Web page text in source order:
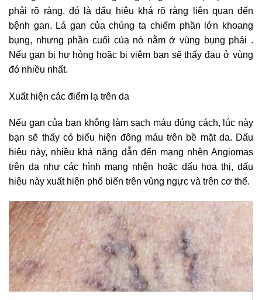
phải rõ ràng, đó là dấu hiệu khá rõ ràng liên quan đến
bệnh gan. Lá gan của chúng ta chiếm phần lớn khoang
bụng, nhưng phần cuối của nó nằm ở vùng bụng phải .
Nếu gan bị hư hỏng hoặc bị viêm bạn sẽ thấy đau ở vùng
đó nhiều nhất.
Xuất hiện các điểm lạ trên da
Nếu gan của bạn không làm sạch máu đúng cách, lúc này
bạn sẽ thấy có biểu hiện đông máu trên bề mặt da. Dấu
hiệu này, nhiều khả năng dẫn đến mạng nhện Angiomas
trên da như các hình mạng nhện hoặc dấu hoa thị, dấu
hiệu này xuất hiện phổ biến trên vùng ngực và trên cơ thể.